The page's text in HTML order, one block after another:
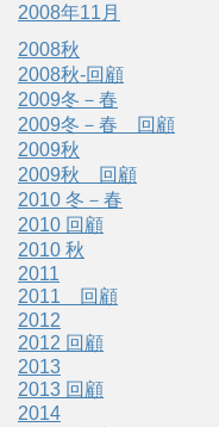
2008年11月
2008秋
2008秋-回顧
2009冬－春
2009冬－春 回顧
2009秋
2009秋 回顧
2010 冬－春
2010 回顧
2010 秋
2011
2011 回顧
2012
2012 回顧
2013
2013 回顧
2014